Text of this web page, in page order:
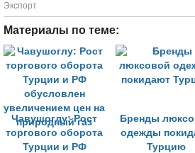
Экспорт
Материалы по теме:
Чавушоглу: Рост
торгового оборота
Турции и РФ
Бренды
одежды
Турцию